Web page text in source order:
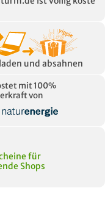
und absahnen
mit 100%
von
für
Shops